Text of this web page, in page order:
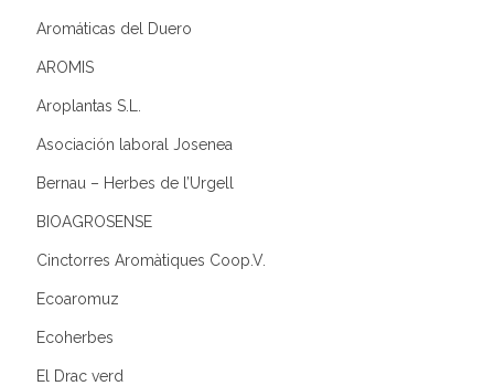
Aromáticas del Duero
AROMIS
Aroplantas S.L.
Asociación laboral Josenea
Bernau – Herbes de l’Urgell
BIOAGROSENSE
Cinctorres Aromàtiques Coop.V.
Ecoaromuz
Ecoherbes
El Drac verd